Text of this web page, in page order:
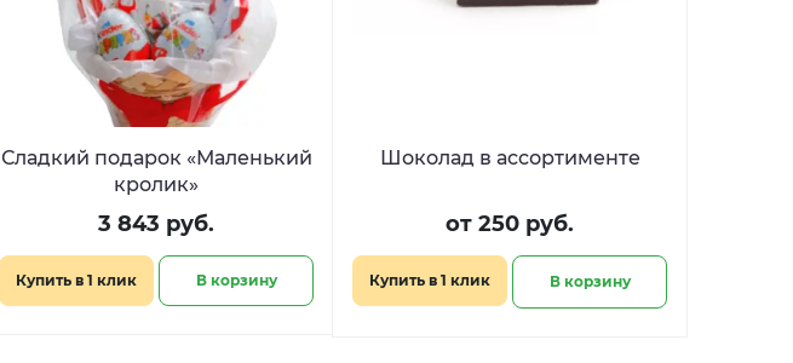
Сладкий подарок «Маленький
кролик»
3 843 руб.
Купить в 1 клик В корзину
Шоколад в ассортименте
от 250 руб.
Купить в 1 клик В корзину